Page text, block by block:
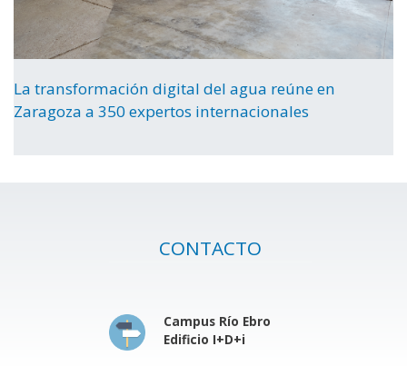
La transformación digital del agua reúne en
Zaragoza a 350 expertos internacionales
CONTACTO
Campus Río Ebro
Edificio I+D+i